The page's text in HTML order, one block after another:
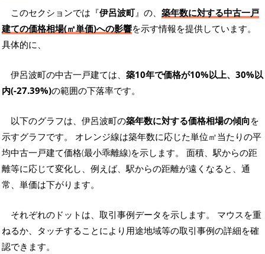
このセクションでは『伊呂波町』の、 築年数に対する中古一戸
建ての価格相場(㎡単価)への影響を示す情報を提供しています。
具体的に、
伊呂波町の中古一戸建ては、 築10年で価格が10%以上、30%以
内(-27.39%)の範囲の下落率です。
以下のグラフは、伊呂波町の築年数に対する価格相場の傾向を
示すグラフです。 オレンジ線は築年数に応じた単位㎡当たりの平
均中古一戸建て価格(最小乖離線)を示します。 面積、駅からの距
離等に応じて変化し、例えば、駅からの距離が遠くなると、通
常、単価は下がります。
それぞれのドットは、取引事例データを示します。 マウスを重
ねるか、タッチすることにより用途地域等の取引事例の詳細を確
認できます。